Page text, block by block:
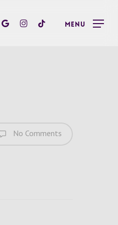
google-instagram
tiktok Menu
No Comments